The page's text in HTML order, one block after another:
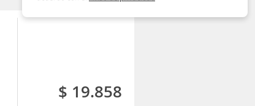
$ 19.858